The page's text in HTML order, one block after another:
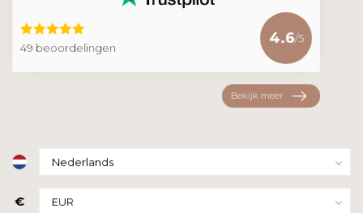
49 beoordelingen
4.6/5
Bekijk meer
€